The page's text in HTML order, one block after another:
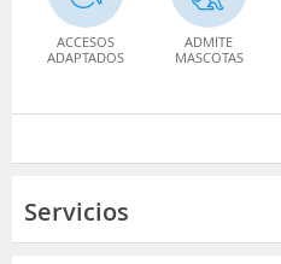
ACCESOS
ADAPTADOS
ADMITE
MASCOTAS
Servicios